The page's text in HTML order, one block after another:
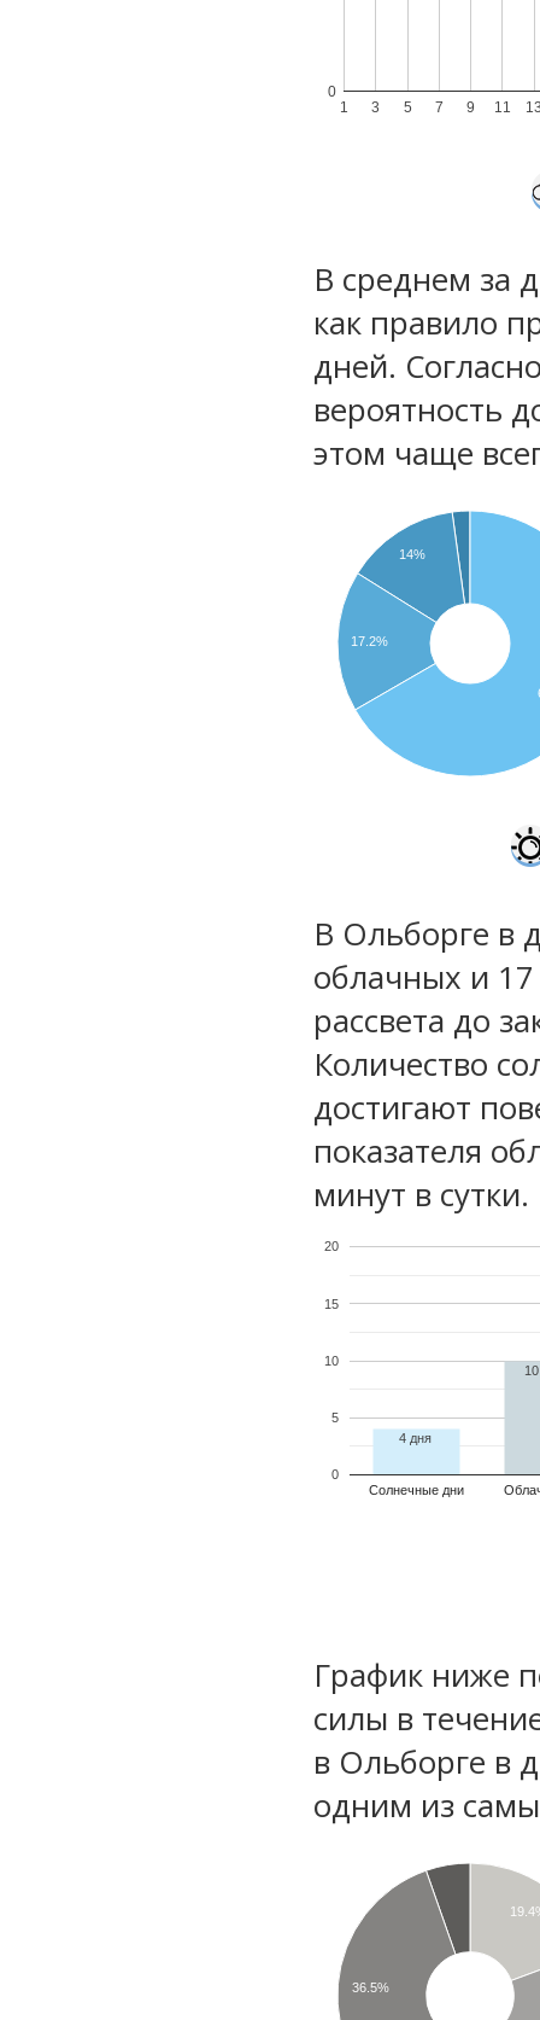
1 3 5 7 9 11
0
В среднем за
как правило
дней.
вероятность
этом чаще
14%
17.2%
В Ольборге в
облачных и
рассвета до
Количество
достигают
показателя
минут в сутки.
Солнечные дни
0
5
10
15
20
4 дня
График ниже
силы в
в Ольборге в
одним из
36.5%